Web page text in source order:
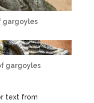
gargoyles
gargoyles
text from